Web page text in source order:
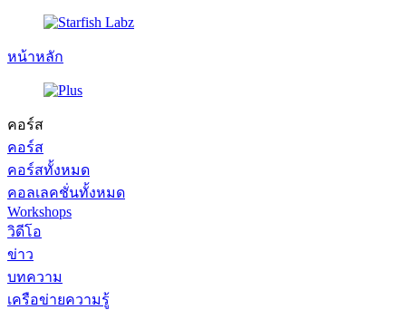
หน้าหลัก
คอร์ส
คอร์ส
คอร์สทั้งหมด
คอลเลคชั่นทั้งหมด
Workshops
วิดีโอ
ข่าว
บทความ
เครือข่ายความรู้